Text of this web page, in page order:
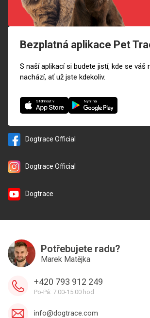
Bezplatná aplikace Pet
S naší aplikací si budete jistí, kde se váš
nachází, ať už jste kdekoliv.
Stáhnout v Nyní na
Dogtrace Official
Dogtrace Official
Dogtrace
Potřebujete radu?
Marek Matějka
+420 793 912 249
Po-Pá: 7:00-15:00 hod
info@dogtrace.com